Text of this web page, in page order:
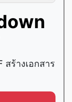
สร้างเอกสาร